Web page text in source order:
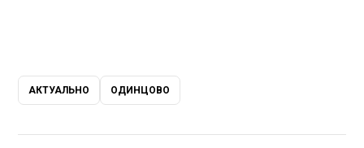
АКТУАЛЬНО ОДИНЦОВО